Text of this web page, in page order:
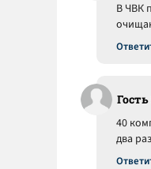
В ЧВК
Гость
40
два